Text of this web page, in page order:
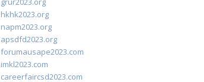
hkhk2023.org
napm2023.org
apsdfd2023.org
forumausape2023.com
imkl2023.com
careerfaircsd2023.com